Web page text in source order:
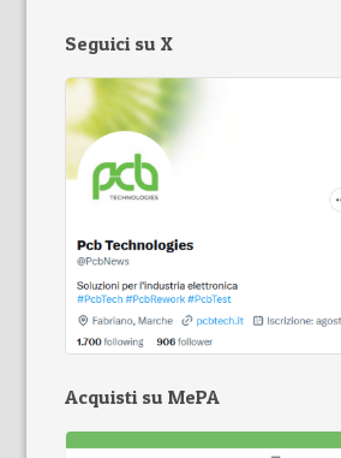
Seguici su X
Acquisti su MePA